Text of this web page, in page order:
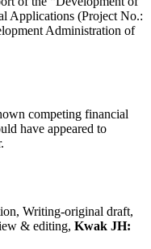
Applications (Project No.:
Administration of
competing financial
have appeared to
Writing-original draft,
& editing, Kwak JH: